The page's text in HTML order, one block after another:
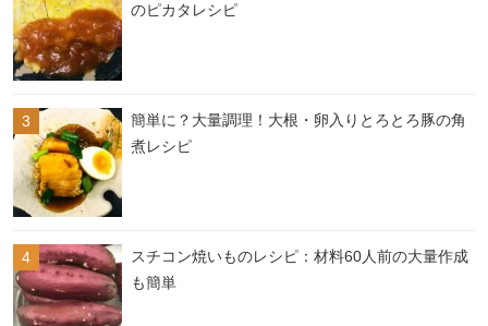
のピカタレシピ
簡単に？大量調理！大根・卵入りとろとろ豚の角
煮レシピ
スチコン焼いものレシピ：材料60人前の大量作成
も簡単